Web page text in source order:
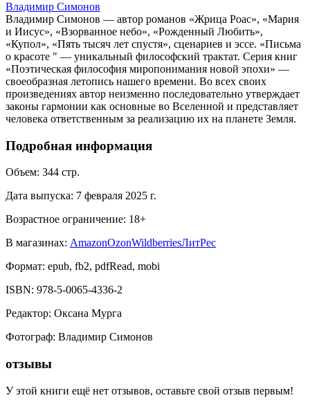
Владимир Симонов
Владимир Симонов — автор романов «Жрица Роас», «Мария
и Иисус», «Взорванное небо», «Рожденный Любить»,
«Купол», «Пять тысяч лет спустя», сценариев и эссе. «Письма
о красоте " — уникальный философский трактат. Серия книг
«Поэтическая философия миропонимания новой эпохи» —
своеобразная летопись нашего времени. Во всех своих
произведениях автор неизменно последовательно утверждает
законы гармонии как основные во Вселенной и представляет
человека ответственным за реализацию их на планете Земля.
Подробная информация
Объем: 344 стр.
Дата выпуска: 7 февраля 2025 г.
Возрастное ограничение: 18+
В магазинах: AmazonOzonWildberriesЛитРес
Формат: epub, fb2, pdfRead, mobi
ISBN: 978-5-0065-4336-2
Редактор: Оксана Мурга
Фотограф: Владимир Симонов
отзывы
У этой книги ещё нет отзывов, оставьте свой отзыв первым!